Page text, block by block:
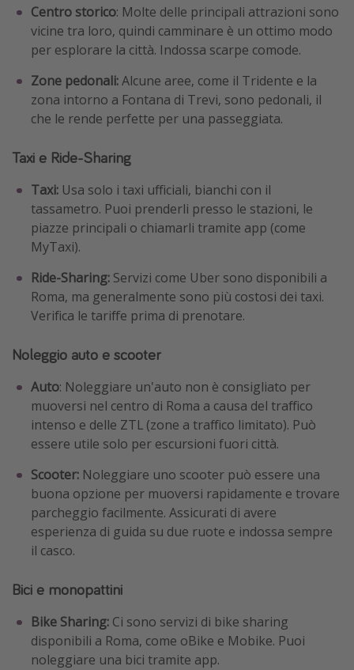
Centro storico: Molte delle principali attrazioni sono
vicine tra loro, quindi camminare è un ottimo modo
per esplorare la città. Indossa scarpe comode.
Zone pedonali:Alcune aree, come il Tridente e la
zona intorno a Fontana di Trevi, sono pedonali, il
che le rende perfette per una passeggiata.
Taxi e Ride-Sharing
Taxi: Usa solo i taxi ufficiali, bianchi con il
tassametro. Puoi prenderli presso le stazioni, le
piazze principali o chiamarli tramite app (come
MyTaxi).
Ride-Sharing: Servizi come Uber sono disponibili a
Roma, ma generalmente sono più costosi dei taxi.
Verifica le tariffe prima di prenotare.
Noleggio auto e scooter
Auto: Noleggiare un'auto non è consigliato per
muoversi nel centro di Roma a causa del traffico
intenso e delle ZTL (zone a traffico limitato). Può
essere utile solo per escursioni fuori città.
Scooter: Noleggiare uno scooter può essere una
buona opzione per muoversi rapidamente e trovare
parcheggio facilmente. Assicurati di avere
esperienza di guida su due ruote e indossa sempre
il casco.
Bici e monopattini
Bike Sharing: Ci sono servizi di bike sharing
disponibili a Roma, come oBike e Mobike. Puoi
noleggiare una bici tramite app.